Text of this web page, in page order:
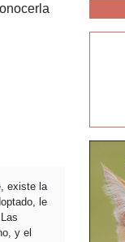
existe la
le
y el